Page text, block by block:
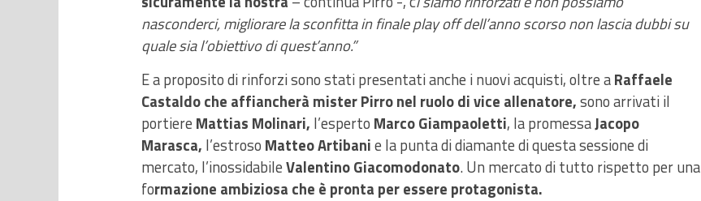
nasconderci, migliorare la sconfitta in finale play off dell’anno scorso non lascia dubbi su
quale sia l’obiettivo di quest’anno.”
E a proposito di rinforzi sono stati presentati anche i nuovi acquisti, oltre aRaffaele
Castaldo che affiancherà mister Pirro nel ruolo di vice allenatore,sono arrivati il
portiere Mattias Molinari, l’esperto Marco Giampaoletti, la promessaJacopo
Marasca, l’estroso Matteo Artibanie la punta di diamante di questa sessione di
mercato, l’inossidabileValentino Giacomodonato. Un mercato di tutto rispetto per una
formazione ambiziosa che è pronta per essere protagonista.